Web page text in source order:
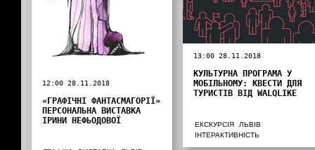
13:00 28.11.2018
КУЛЬТУРНА ПРОГРАМА У
МОБІЛЬНОМУ: КВЕСТИ ДЛЯ
ТУРИСТІВ ВІД WALQLIKE
ЕКСКУРСІЯ
ЛЬВІВ
ІНТЕРАКТИВНІСТЬ
12:00 28.11.2018
«ГРАФІЧНІ ФАНТАСМАГОРІЇ»
ПЕРСОНАЛЬНА ВИСТАВКА
ІРИНИ НЕФЬОДОВОЇ